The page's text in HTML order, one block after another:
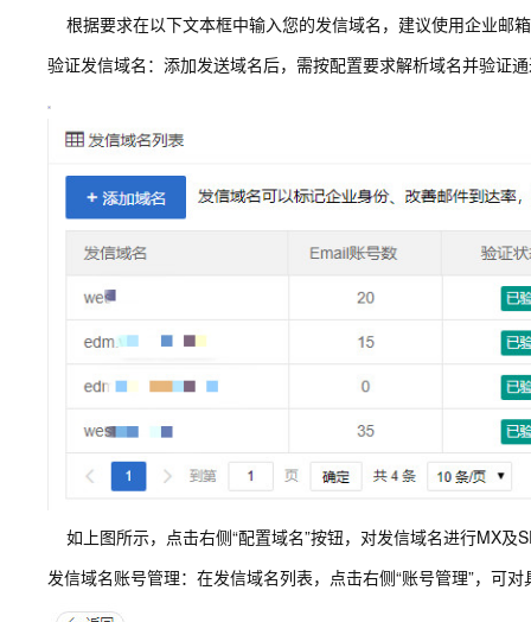
根据要求在以下文本框中输入您的发信域名，建议使用企业邮
验证发信域名：添加发送域名后，需按配置要求解析域名并验证
如上图所示，点击右侧“配置域名”按钮，对发信域名进行MX及
发信域名账号管理：在发信域名列表，点击右侧“账号管理”，可